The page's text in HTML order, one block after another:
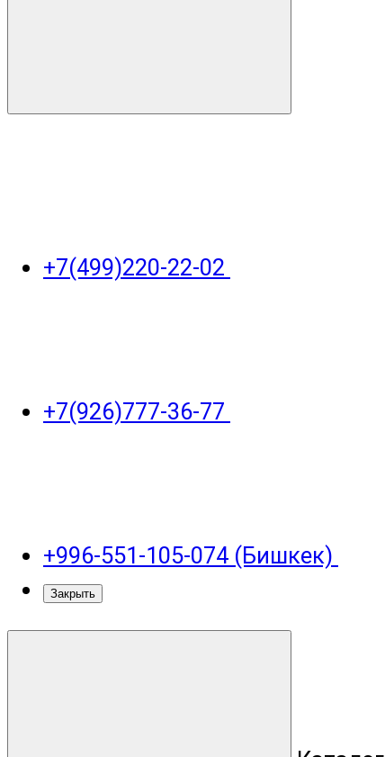
+7(499)220-22-02
+7(926)777-36-77
+996-551-105-074 (Бишкек)
Закрыть